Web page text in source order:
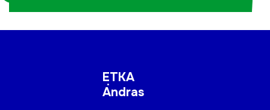
ETKA
Andras